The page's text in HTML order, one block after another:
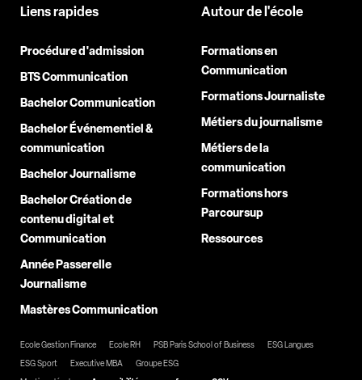
Liens rapides
Procédure d'admission
BTS Communication
Bachelor Communication
Bachelor Événementiel &
communication
Bachelor Journalisme
Bachelor Création de
contenu digital et
Communication
Année Passerelle
Journalisme
Mastères Communication
Autour de l'école
Formations en
Communication
Formations Journaliste
Métiers du journalisme
Métiers de la
communication
Formations hors
Parcoursup
Ressources
Ecole Gestion Finance Ecole RH PSB Paris School of Business
ESG Langues
ESG Sport
Executive MBA
Groupe ESG